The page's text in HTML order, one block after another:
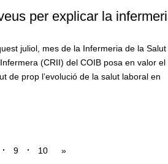
per explicar la
juliol, mes de la Infermeria de la Salut
(CRII) del COIB posa en valor el
de prop l’evolució de la salut laboral en
9 10 »